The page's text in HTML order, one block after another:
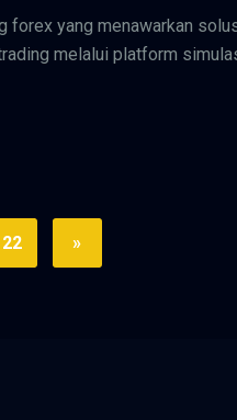
forex yang menawarkan
melalui platform
22 »